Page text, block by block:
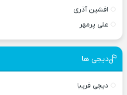
افشین آذری
علی پرمهر
دیجی ها
دیجی فریبا